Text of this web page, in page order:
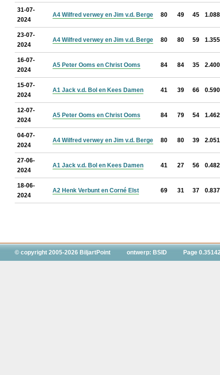
31-07-
2024
A4 Wilfred verwey en Jim v.d. Berge 80 49 45 1.088
23-07-
2024
A4 Wilfred verwey en Jim v.d. Berge 80 80 59 1.355
16-07-
2024
A5 Peter Ooms en Christ Ooms 84 84 35 2.400
15-07-
2024
A1 Jack v.d. Bol en Kees Damen 41 39 66 0.590
12-07-
2024
A5 Peter Ooms en Christ Ooms 84 79 54 1.462
04-07-
2024
A4 Wilfred verwey en Jim v.d. Berge 80 80 39 2.051
27-06-
2024
A1 Jack v.d. Bol en Kees Damen 41 27 56 0.482
18-06-
2024
A2 Henk Verbunt en Corné Elst 69 31 37 0.837
© copyright 2005-2026 BiljartPoint ontwerp: BSID Page